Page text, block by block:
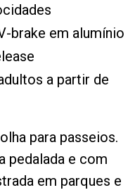
brake em alumínio
a partir de
para passeios.
pedalada e com
em parques e